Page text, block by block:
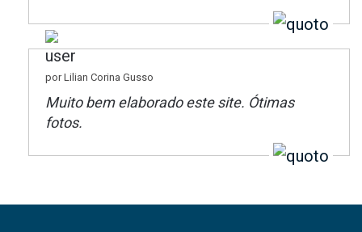
por Lilian Corina Gusso
Muito bem elaborado este site. Ótimas
fotos.